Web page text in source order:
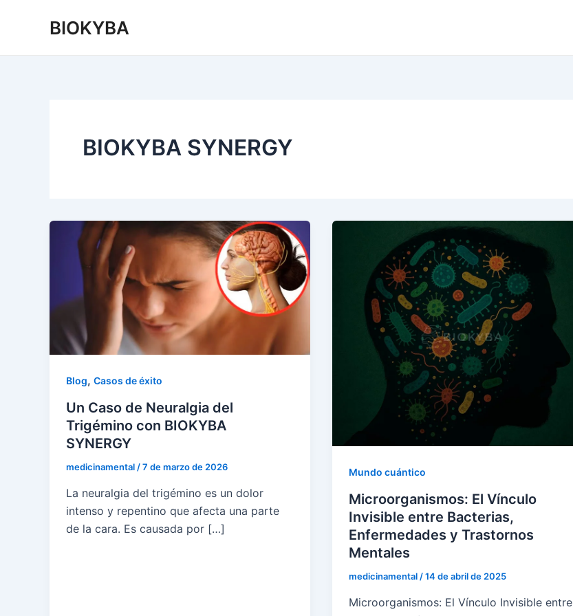
BIOKYBA
BIOKYBA SYNERGY
Blog, Casos de éxito
Un Caso de Neuralgia del
Trigémino con BIOKYBA
SYNERGY
medicinamental/7 de marzo de 2026
La neuralgia del trigémino es un dolor
intenso y repentino que afecta una parte
de la cara. Es causada por […]
Mundo cuántico
Microorganismos: El Vínculo
Invisible entre Bacterias,
Enfermedades y Trastornos
Mentales
medicinamental/14 de abril de 2025
Microorganismos: El Vínculo Invisible entre